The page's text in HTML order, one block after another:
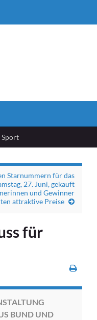
Sport
Starnummern für das
27. Juni, gekauft
und Gewinner
attraktive Preise
für
BUND UND